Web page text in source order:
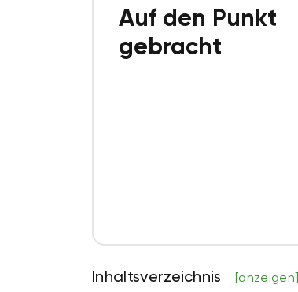
Auf den Punkt
gebracht
Inhaltsverzeichnis [anzeigen]